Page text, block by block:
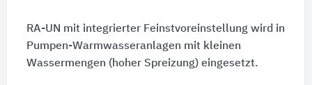
RA-UN mit integrierter Feinstvoreinstellung wird in
Pumpen-Warmwasseranlagen mit kleinen
Wassermengen (hoher Spreizung) eingesetzt.